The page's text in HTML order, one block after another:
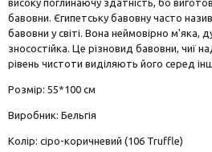
високу поглинаючу здатність, бо
бавовни. Єгипетську бавовну часто
бавовни у світі. Вона неймовірно м'яка,
зносостійка. Це різновид бавовни, чиї
рівень чистоти виділяють його серед
Розмір: 55*100 см
Виробник: Бельгія
Колір: сіро-коричневий (106 Truffle)